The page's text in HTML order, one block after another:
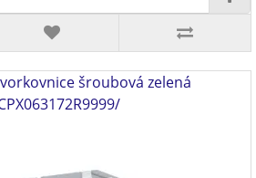
šroubová zelená